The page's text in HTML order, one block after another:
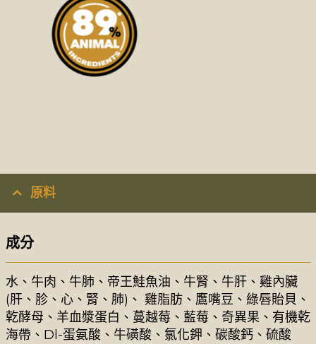
原料
成分
水、牛肉、牛肺、帝王鮭魚油、牛腎、牛肝、雞內臟
(肝、胗、心、腎、肺)、 雞脂肪、鷹嘴豆、綠唇貽貝、
乾酵母、羊血漿蛋白、蔓越莓、藍莓、奇異果、有機乾
海帶、Dl-蛋氨酸、牛磺酸、氯化鉀、碳酸鈣、硫酸